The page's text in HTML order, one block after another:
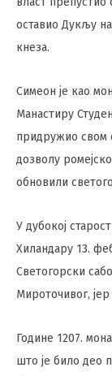
оставио Дукљу
кнеза.
Симеон је као
Манастиру
придружио свом
дозволу
обновили
У дубокој
Хиландару 13.
Светогорски
Мироточивог,
Године 1207.
што је било део